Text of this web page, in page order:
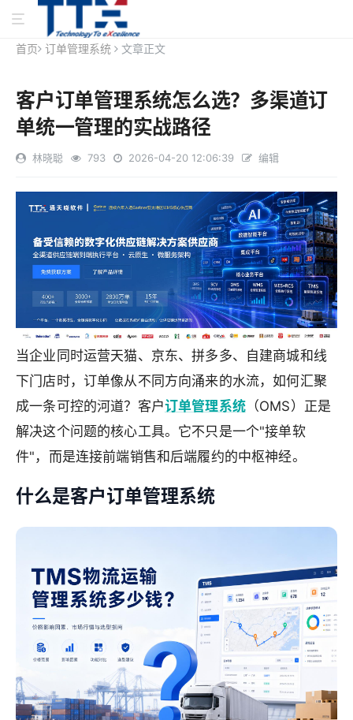
首页 订单管理系统 文章正文
客户订单管理系统怎么选？多渠道订
单统一管理的实战路径
林晓聪 793 2026-04-20 12:06:39 编辑
当企业同时运营天猫、京东、拼多多、自建商城和线
下门店时，订单像从不同方向涌来的水流，如何汇聚
成一条可控的河道？客户订单管理系统（OMS）正是
解决这个问题的核心工具。它不只是一个"接单软
件"，而是连接前端销售和后端履约的中枢神经。
什么是客户订单管理系统